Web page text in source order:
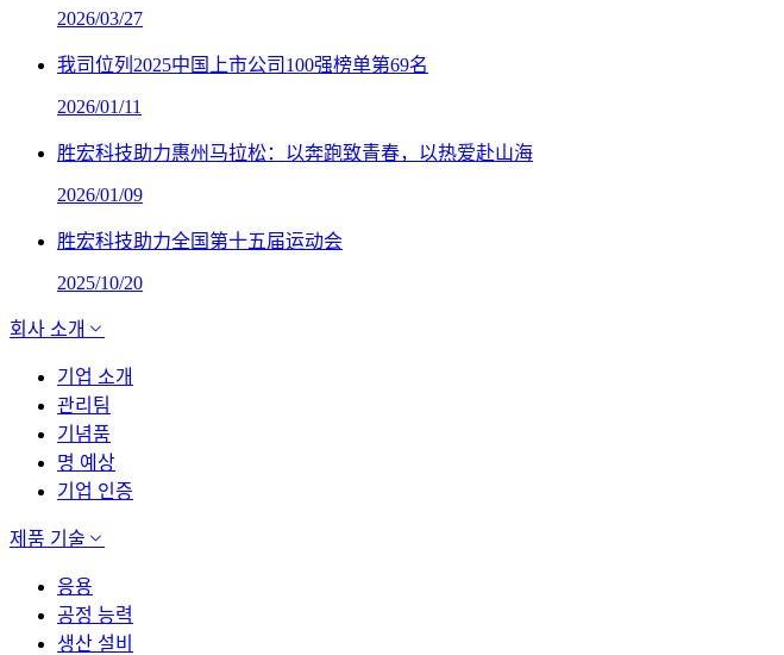
2026/03/27
我司位列2025中国上市公司100强榜单第69名
2026/01/11
胜宏科技助力惠州马拉松：以奔跑致青春，以热爱赴山海
2026/01/09
胜宏科技助力全国第十五届运动会
2025/10/20
회사 소개
기업 소개
관리팀
기념품
명 예상
기업 인증
제품 기술
응용
공정 능력
생산 설비